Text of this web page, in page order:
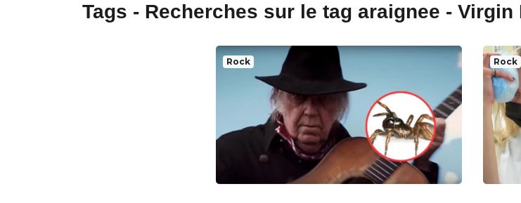
Tags - Recherches sur le tag araignee - Virgin
Rock Rock